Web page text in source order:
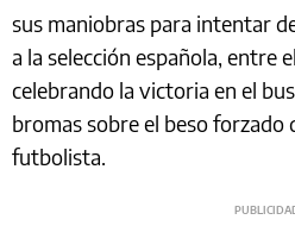
sus maniobras para intentar
a la selección española, entre
celebrando la victoria en el
bromas sobre el beso forzado
futbolista.